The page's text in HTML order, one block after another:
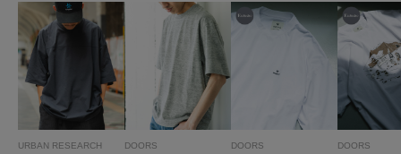
URBAN RESEARCH DOORS DOORS DOORS